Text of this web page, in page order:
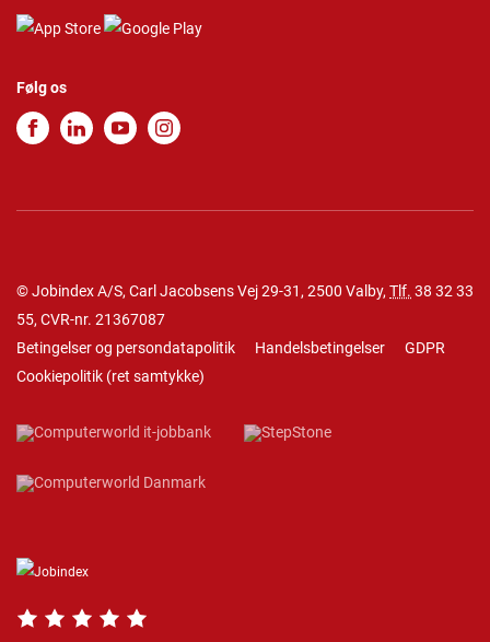
Følg os
© Jobindex A/S, Carl Jacobsens Vej 29-31, 2500 Valby, Tlf. 38 32 33
55, CVR-nr. 21367087
Betingelser og persondatapolitik
Handelsbetingelser
GDPR
Cookiepolitik (ret samtykke)